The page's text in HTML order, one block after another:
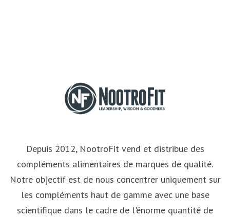
Depuis 2012, NootroFit vend et distribue des
compléments alimentaires de marques de qualité.
Notre objectif est de nous concentrer uniquement sur
les compléments haut de gamme avec une base
scientifique dans le cadre de l'énorme quantité de